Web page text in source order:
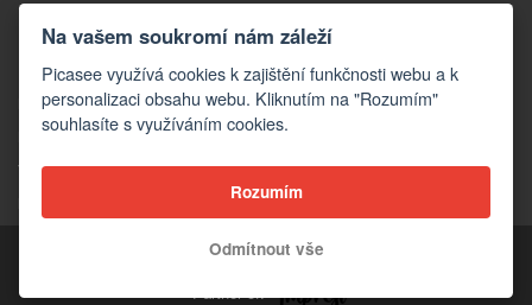
Reklamace
KONTAKTY
Kontakty
Kontaktní formulář
Velkoobchod
Copyright © 2026 Picasee
Partner of:
Na vašem soukromí nám záleží
Picasee využívá cookies k zajištění funkčnosti webu a k
personalizaci obsahu webu. Kliknutím na "Rozumím"
souhlasíte s využíváním cookies.
Rozumím
Odmítnout vše